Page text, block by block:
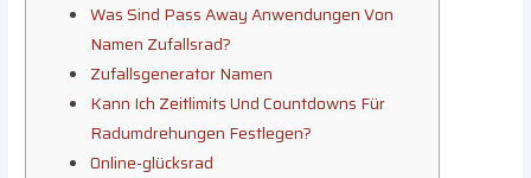
Was Sind Pass Away Anwendungen Von
Namen Zufallsrad?
Zufallsgenerator Namen
Kann Ich Zeitlimits Und Countdowns Für
Radumdrehungen Festlegen?
Online-glücksrad